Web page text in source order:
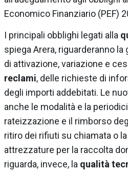
Economico Finanziario (PEF)
I principali obblighi legati alla
spiega Arera, riguarderanno
di attivazione, variazione e
reclami, delle richieste di
degli importi addebitati. Le
anche le modalità e la
rateizzazione e il rimborso
ritiro dei rifiuti su chiamata o
attrezzature per la raccolta
riguarda, invece, la qualità